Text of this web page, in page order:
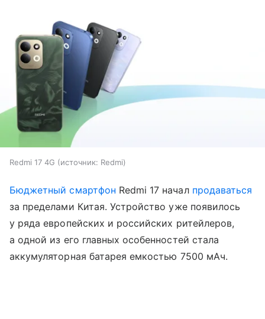
Redmi 17 4G источник: Redmi
Бюджетный смартфон Redmi 17 начал продаваться
за пределами Китая. Устройство уже появилось
у ряда европейских и российских ритейлеров,
а одной из его главных особенностей стала
аккумуляторная батарея емкостью 7500 мАч.